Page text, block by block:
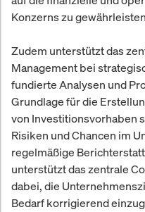
Konzerns zu
Zudem unterstützt das
Management bei
fundierte Analysen und
Grundlage für die
von Investitionsvorhaben
Risiken und Chancen im
regelmäßige
unterstützt das zentrale
dabei, die
Bedarf korrigierend